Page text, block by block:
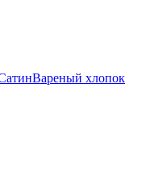
Вареный хлопок